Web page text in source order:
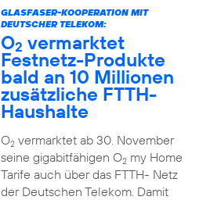
GLASFASER-KOOPERATION MIT
DEUTSCHER TELEKOM:
O2 vermarktet
Festnetz-Produkte
bald an 10 Millionen
zusätzliche FTTH-
Haushalte
O2vermarktet ab 30. November
seine gigabitfähigen O2my Home
Tarife auch über das FTTH- Netz
der Deutschen Telekom. Damit